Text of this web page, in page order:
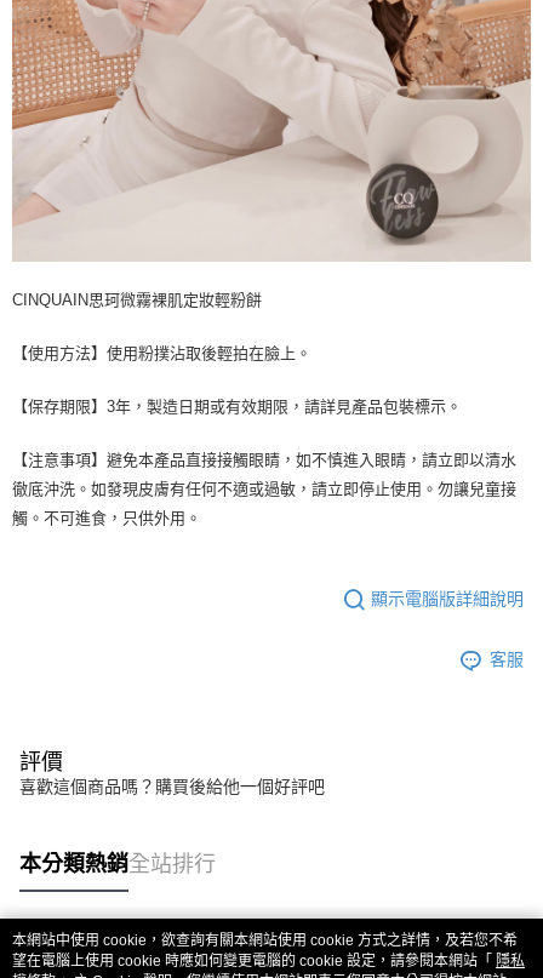
CINQUAIN思珂微霧裸肌定妝輕粉餅
【使用方法】使用粉撲沾取後輕拍在臉上。
【保存期限】3年，製造日期或有效期限，請詳見產品包裝標示。
【注意事項】避免本產品直接接觸眼睛，如不慎進入眼睛，請立即以清水
徹底沖洗。如發現皮膚有任何不適或過敏，請立即停止使用。勿讓兒童接
觸。不可進食，只供外用。
顯示電腦版詳細說明
客服
評價
喜歡這個商品嗎？購買後給他一個好評吧
本分類熱銷全站排行
熱門標籤
本網站中使用 cookie，欲查詢有關本網站使用 cookie 方式之詳情，及若您不希
望在電腦上使用 cookie 時應如何變更電腦的 cookie 設定，請參閱本網站「 隱私